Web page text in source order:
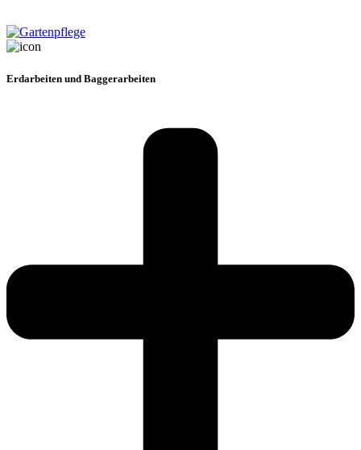
Erdarbeiten und Baggerarbeiten